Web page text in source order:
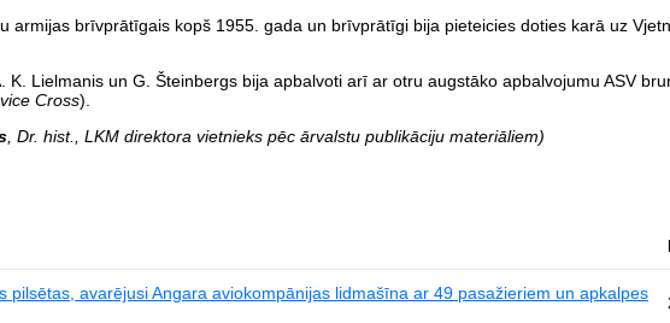
armijas brīvprātīgais kopš 1955. gada un brīvprātīgi bija pieteicies doties karā uz
K. Lielmanis un G. Šteinbergs bija apbalvoti arī ar otru augstāko apbalvojumu ASV
Cross).
, Dr. hist., LKM direktora vietnieks pēc ārvalstu publikāciju materiāliem)
pilsētas, avarējusi Angara aviokompānijas lidmašīna ar 49 pasažieriem un apkalpes